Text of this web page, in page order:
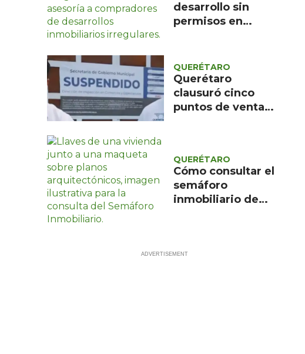
desarrollo sin
permisos en
QUERÉTARO
Querétaro
clausuró cinco
puntos de venta
QUERÉTARO
Cómo consultar el
semáforo
inmobiliario de